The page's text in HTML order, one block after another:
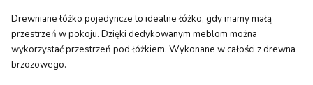
Drewniane łóżko pojedyncze to idealne łóżko, gdy mamy małą
przestrzeń w pokoju. Dzięki dedykowanym meblom można
wykorzystać przestrzeń pod łóżkiem. Wykonane w całości z drewna
brzozowego.